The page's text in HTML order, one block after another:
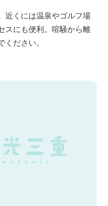
近くには温泉やゴルフ場
スにも便利。喧騒から離
ださい。